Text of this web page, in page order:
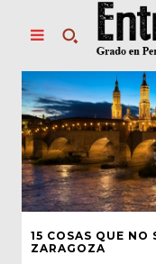
15 COSAS QUE NO
ZARAGOZA